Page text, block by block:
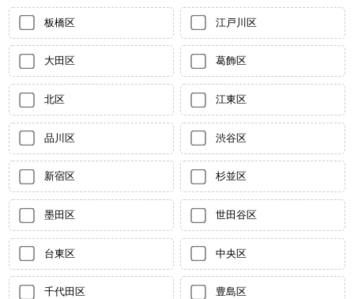
板橋区 江戸川区
大田区 葛飾区
北区 江東区
品川区 渋谷区
新宿区 杉並区
墨田区 世田谷区
台東区 中央区
千代田区 豊島区